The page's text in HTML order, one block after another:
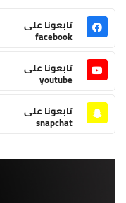
تابعونا على
facebook
تابعونا على
youtube
تابعونا على
snapchat